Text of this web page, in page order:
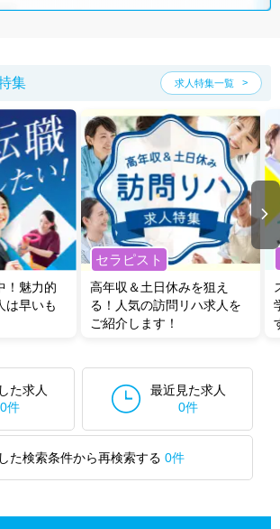
いたします。
や募集状況の確認も、お気軽にご相談くださ
集 求人特集一覧
！魅力的
は早いも
セラピスト
高年収＆土日休みを狙え
る！人気の訪問リハ求人を
ご紹介します！
た求人
0件
最近見た求人
0件
た検索条件から再検索する 0件